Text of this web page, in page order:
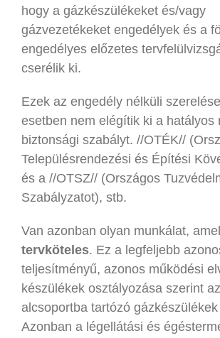
hogy a gázkészülékeket és/vagy
gázvezetékeket engedélyek és a
engedélyes előzetes
cserélik ki.
Ezek az engedély nélküli
esetben nem elégítik ki a hatályos
biztonsági szabályt. //OTÉK//
Településrendezési és Építési
és a //OTSZ// (Országos
Szabályzatot), stb.
Van azonban olyan munkálat,
tervköteles. Ez a legfeljebb
teljesítményű, azonos működési
készülékek osztályozása szerint
alcsoportba tartózó
Azonban a légellátási és